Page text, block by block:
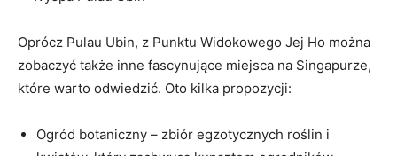
Oprócz Pulau​ Ubin, z Punktu Widokowego Jej ⁤Ho można
zobaczyć także inne fascynujące miejsca na Singapurze,
które⁢ warto odwiedzić. Oto kilka propozycji:
Ogród botaniczny –‌ zbiór egzotycznych ⁢roślin ⁣i